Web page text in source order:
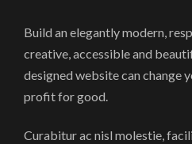
Build an elegantly modern,
creative, accessible and
designed website can change
profit for good.
Curabitur ac nisl molestie,